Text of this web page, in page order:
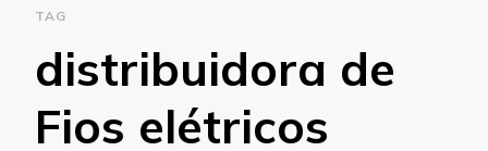
TAG
distribuidora de
Fios elétricos